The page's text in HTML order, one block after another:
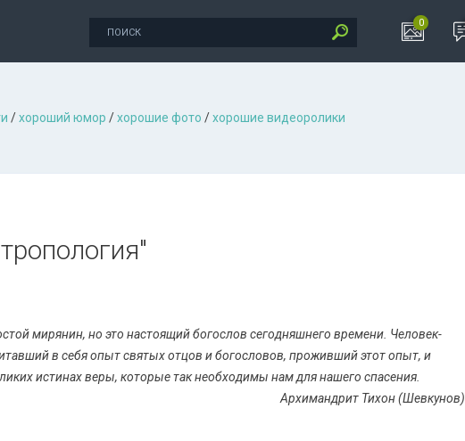
0
/хороший юмор /хорошие фото /хорошие видеоролики
мирянин, но это настоящий богослов сегодняшнего времени. Человек-
в себя опыт святых отцов и богословов, проживший этот опыт, и
истинах веры, которые так необходимы нам для нашего спасения.
Архимандрит Тихон (Шевкунов)